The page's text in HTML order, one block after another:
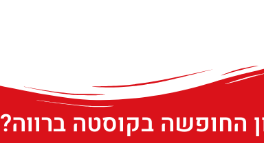
החופשה בקוסטה ברווה?